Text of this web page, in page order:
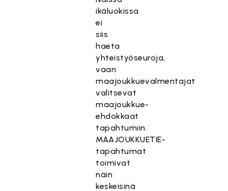
ikäluokissa
ei
siis
haeta
yhteistyöseuroja,
vaan
maajoukkuevalmentajat
valitsevat
maajoukkue-
ehdokkaat
tapahtumiin.
MAAJOUKKUETIE-
tapahtumat
toimivat
näin
keskeisinä